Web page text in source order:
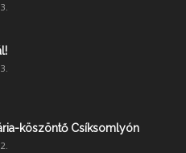
köszöntő Csíksomlyón